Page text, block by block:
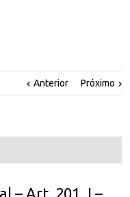
Anterior Próximo
– Art. 201, I –